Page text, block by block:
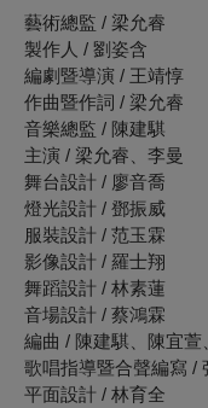
藝術總監 / 梁允睿
製作人 / 劉姿含
編劇暨導演 / 王靖惇
作曲暨作詞 / 梁允睿
音樂總監 / 陳建騏
主演 / 梁允睿、李曼
舞台設計 / 廖音喬
燈光設計 / 鄧振威
服裝設計 / 范玉霖
影像設計 / 羅士翔
舞蹈設計 / 林素蓮
音場設計 / 蔡鴻霖
編曲 / 陳建騏、陳宜
歌唱指導暨合聲編寫 /
平面設計 / 林育全